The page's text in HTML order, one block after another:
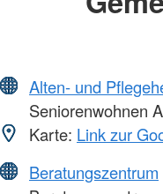
Alten- und
Seniorenwohnen
Karte: Link zur
Beratungszentrum